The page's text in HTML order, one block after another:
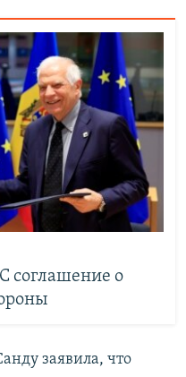
соглашение о
заявила, что